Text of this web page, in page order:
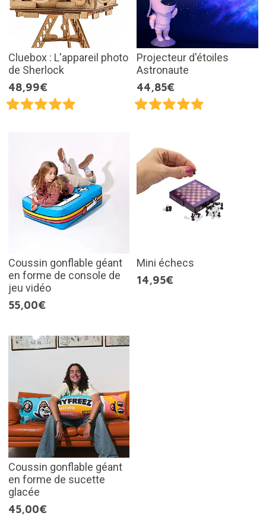
Cluebox : L'appareil photo
de Sherlock
48,99€
Projecteur d'étoiles
Astronaute
44,85€
Coussin gonflable géant
en forme de console de
jeu vidéo
55,00€
Mini échecs
14,95€
Coussin gonflable géant
en forme de sucette
glacée
45,00€